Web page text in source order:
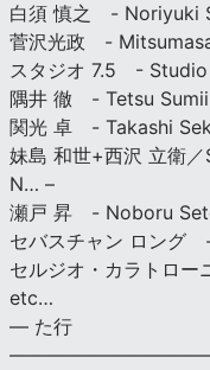
白須 慎之 - Noriyuki
菅沢光政 -
スタジオ 7.5 - Studio
隅井 徹 - Tetsu
関光 卓 - Takashi
妹島 和世+西沢 立衛
N… –
瀬戸 昇 - Noboru
セバスチャン ロング
セルジオ・カラトロ
etc…
— た行